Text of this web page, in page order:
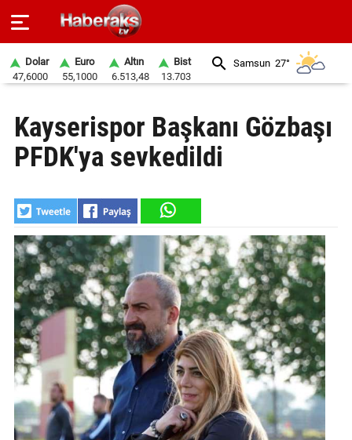
SPOR
YAŞAM
EKONOMİ
BELEDİYELER
SAĞLIK
SİYASET
EĞİTİM
GALERİ
VİDEO
Dolar
47,6000
Euro
55,1000
Altın
6.513,48
Bist
13.703
Samsun 27°
Kayserispor Başkanı Gözbaşı
PFDK'ya sevkedildi